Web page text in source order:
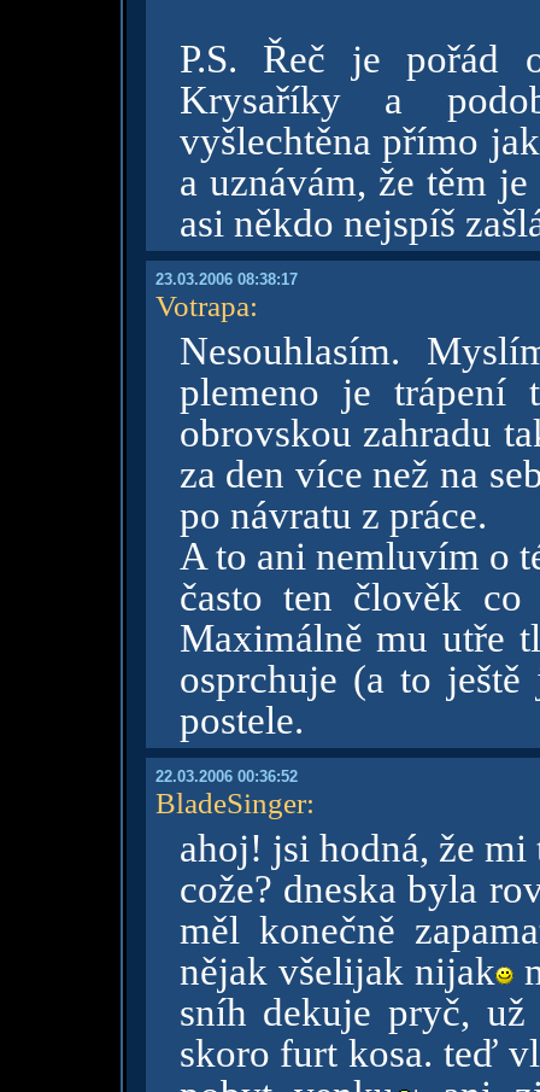
P.S. Řeč je pořád
Krysaříky a
vyšlechtěna přímo
a uznávám, že těm
asi někdo nejspíš
23.03.2006 08:38:17
Votrapa:
Nesouhlasím.
plemeno je trápení
obrovskou zahradu
za den více než na
po návratu z práce.
A to ani nemluvím o
často ten člověk
Maximálně mu utře
osprchuje (a to
postele.
22.03.2006 00:36:52
BladeSinger:
ahoj! jsi hodná, že mi
cože? dneska byla
měl konečně
nějak všelijak nijak
sníh dekuje pryč,
skoro furt kosa. teď